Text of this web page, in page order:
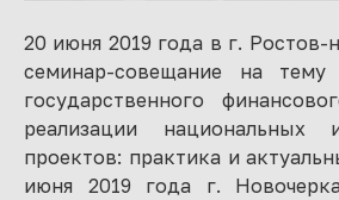
20 июня 2019 года в г. Ростов-
семинар-совещание на тему
государственного
реализации национальных
проектов: практика и
июня 2019 года г.